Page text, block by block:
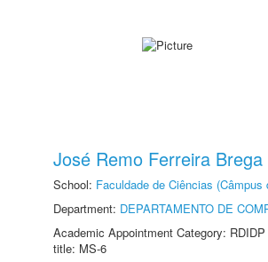
José Remo Ferreira Brega
School: Faculdade de Ciências (Câmpus
Department: DEPARTAMENTO DE
Academic Appointment Category:
title: MS-6